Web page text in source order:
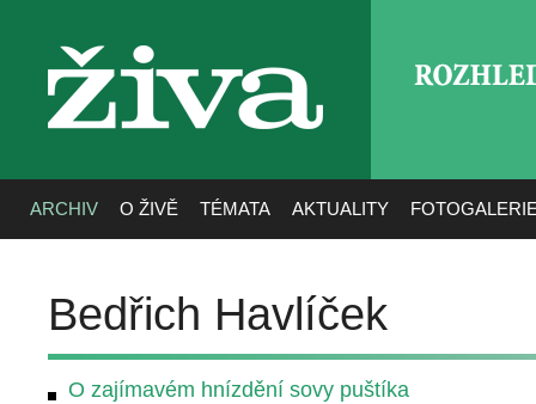
živa
ARCHIV O ŽIVĚ TÉMATA AKTUALITY
Bedřich Havlíček
O zajímavém hnízdění sovy puštíka